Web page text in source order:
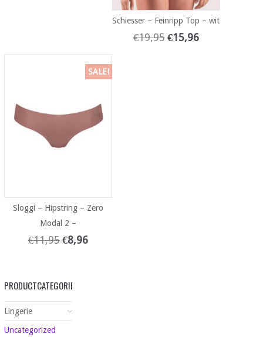
Schiesser – Feinripp Top – wit
€19,95 €15,96
SALE!
Sloggi – Hipstring – Zero
Modal 2 –
€11,95 €8,96
PRODUCTCATEGORIEËN
Lingerie
Uncategorized